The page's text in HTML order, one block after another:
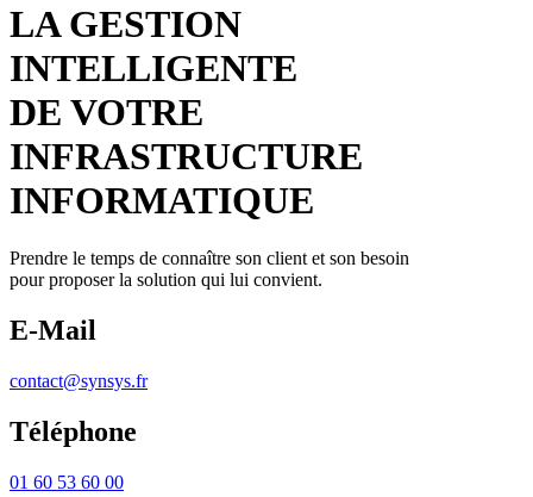
LA GESTION
INTELLIGENTE
DE VOTRE
INFRASTRUCTURE
INFORMATIQUE
Prendre le temps de connaître son client et son besoin
pour proposer la solution qui lui convient.
E-Mail
contact@synsys.fr
Téléphone
01 60 53 60 00